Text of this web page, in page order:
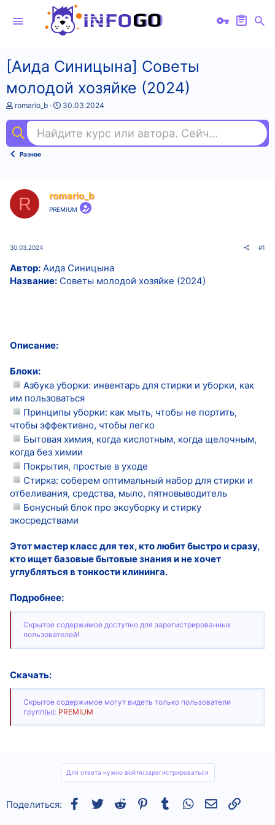
[Аида Синицына] Советы
молодой хозяйке (2024)
А
т
о
т
romario_b
Д
а
н
а
30.03.2024
Найдите курс или автора. Сейчас ищут
Разное
R romario_b
PREMIUM
30.03.2024 #1
Автор: Аида Синицына
Название: Советы молодой хозяйке (2024)
Описание:
Блоки:
Азбука уборки: инвентарь для стирки и уборки, как
им пользоваться
Принципы уборки: как мыть, чтобы не портить,
чтобы эффективно, чтобы легко
Бытовая химия, когда кислотным, когда щелочным,
когда без химии
Покрытия, простые в уходе
Стирка: соберем оптимальный набор для стирки и
отбеливания, средства, мыло, пятновыводитель
Бонусный блок про экоуборку и стирку
экосредствами
Этот мастер класс для тех, кто любит быстро и сразу,
кто ищет базовые бытовые знания и не хочет
углубляться в тонкости клининга.
Подробнее:
Скрытое содержимое доступно для зарегистрированных
пользователей!
Скачать:
Скрытое содержимое могут видеть только пользователи
групп(ы): PREMIUM
Для ответа нужно войти/зарегистрироваться
Поделиться: Facebook
TwitterReddit Pinterest
Tumblr WhatsAppСсылка